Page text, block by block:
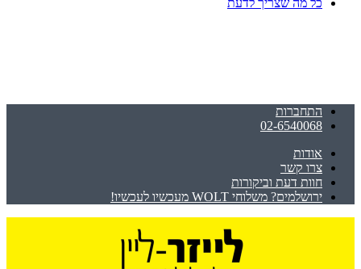
כל מה שצריך לדעת
התחברות
02-6540068
אודות
צרו קשר
חוות דעת וביקורות
ירושלמים? משלוחי WOLT מעכשיו לעכשיו!